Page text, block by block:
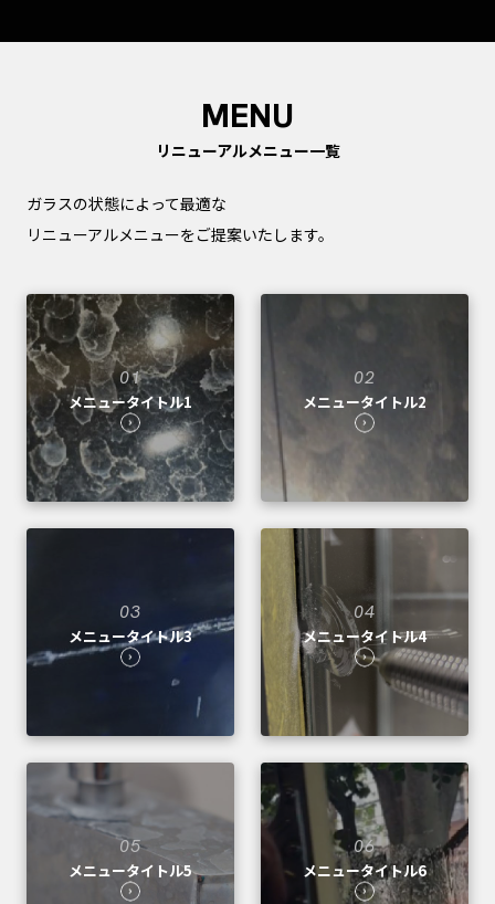
MENU
リニューアルメニュー一覧
ガラスの状態によって最適な
リニューアルメニューをご提案いたします。
01
メニュータイトル1
02
メニュータイトル2
03
メニュータイトル3
04
メニュータイトル4
05
メニュータイトル5
06
メニュータイトル6